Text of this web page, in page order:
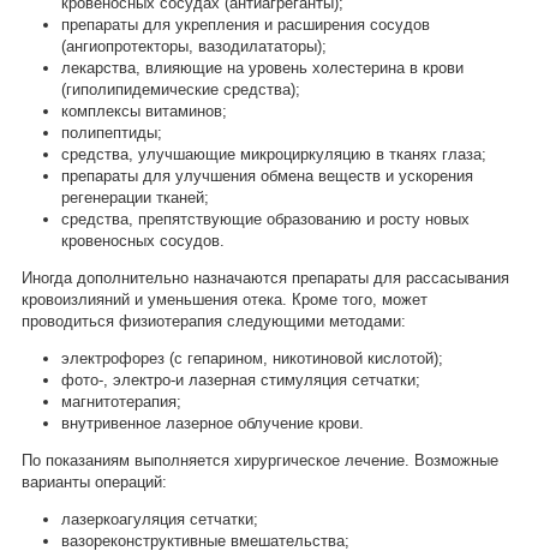
препараты для укрепления и расширения сосудов
(ангиопротекторы, вазодилататоры);
лекарства, влияющие на уровень холестерина в крови
(гиполипидемические средства);
комплексы витаминов;
полипептиды;
средства, улучшающие микроциркуляцию в тканях глаза;
препараты для улучшения обмена веществ и ускорения
регенерации тканей;
средства, препятствующие образованию и росту новых
кровеносных сосудов.
Иногда дополнительно назначаются препараты для рассасывания
кровоизлияний и уменьшения отека. Кроме того, может
проводиться физиотерапия следующими методами:
электрофорез (с гепарином, никотиновой кислотой);
фото-, электро-и лазерная стимуляция сетчатки;
магнитотерапия;
внутривенное лазерное облучение крови.
По показаниям выполняется хирургическое лечение. Возможные
варианты операций:
лазеркоагуляция сетчатки;
вазореконструктивные вмешательства;